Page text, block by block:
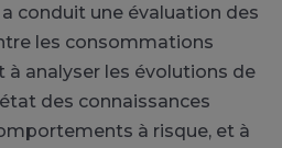
conduit une évaluation des
les consommations
à analyser les évolutions de
des connaissances
à risque, et à